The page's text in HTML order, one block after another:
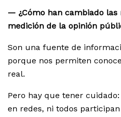
— ¿Cómo han cambiado las
medición de la opinión
Son una fuente de
porque nos permiten
real.
Pero hay que tener
en redes, ni todos